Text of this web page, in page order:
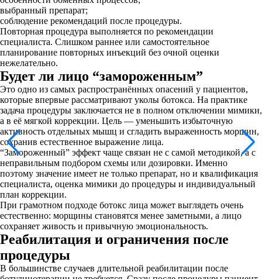
выбранный препарат;
соблюдение рекомендаций после процедуры.
Повторная процедура выполняется по рекомендации
специалиста. Слишком раннее или самостоятельное
планирование повторных инъекций без очной оценки
нежелательно.
Будет ли лицо “замороженным”
Это одно из самых распространённых опасений у пациентов,
которые впервые рассматривают уколы ботокса. На практике
задача процедуры заключается не в полном отключении мимики,
а в её мягкой коррекции. Цель — уменьшить избыточную
активность отдельных мышц и сгладить выраженность морщин,
сохранив естественное выражение лица.
“Замороженный” эффект чаще связан не с самой методикой, а с
неправильным подбором схемы или дозировки. Именно
поэтому значение имеет не только препарат, но и квалификация
специалиста, оценка мимики до процедуры и индивидуальный
план коррекции.
При грамотном подходе ботокс лица может выглядеть очень
естественно: морщины становятся менее заметными, а лицо
сохраняет живость и привычную эмоциональность.
Реабилитация и ограничения после
процедуры
В большинстве случаев длительной реабилитации после